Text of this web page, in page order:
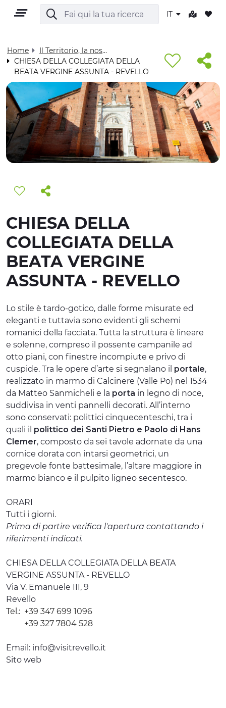
IT
TERRITORIO
CULTURA
NATURA E BENESSERE
ESPERIENZE
EVENTI
OFFERTE
ACCOGLIENZA
Home
Il Territorio, la nostra casa - Visit Cuneese
CHIESA DELLA COLLEGIATA DELLA
BEATA VERGINE ASSUNTA - REVELLO
CHIESA DELLA
COLLEGIATA DELLA
BEATA VERGINE
ASSUNTA - REVELLO
Lo stile è tardo-gotico, dalle forme misurate ed
eleganti e tuttavia sono evidenti gli schemi
romanici della facciata. Tutta la struttura è lineare
e solenne, compreso il possente campanile ad
otto piani, con finestre incompiute e privo di
cuspide. Tra le opere d’arte si segnalano il portale,
realizzato in marmo di Calcinere (Valle Po) nel 1534
da Matteo Sanmicheli e la porta in legno di noce,
suddivisa in venti pannelli decorati. All’interno
sono conservati: polittici cinquecenteschi, tra i
quali il polittico dei Santi Pietro e Paolo di Hans
Clemer, composto da sei tavole adornate da una
cornice dorata con intarsi geometrici, un
pregevole fonte battesimale, l’altare maggiore in
marmo bianco e il pulpito ligneo secentesco.
ORARI
Tutti i giorni.
Prima di partire verifica l'apertura contattando i
riferimenti indicati.
CHIESA DELLA COLLEGIATA DELLA BEATA
VERGINE ASSUNTA - REVELLO
Via V. Emanuele III, 9
Revello
Tel.: +39 347 699 1096
+39 327 7804 528
Email: info@visitrevello.it
Sito web